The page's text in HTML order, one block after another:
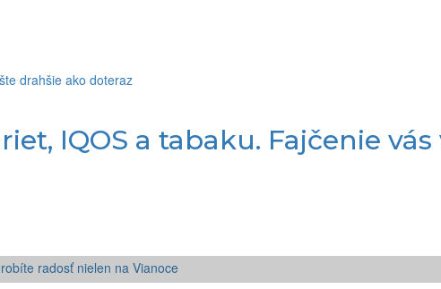
IQOS a tabaku. Fajčenie